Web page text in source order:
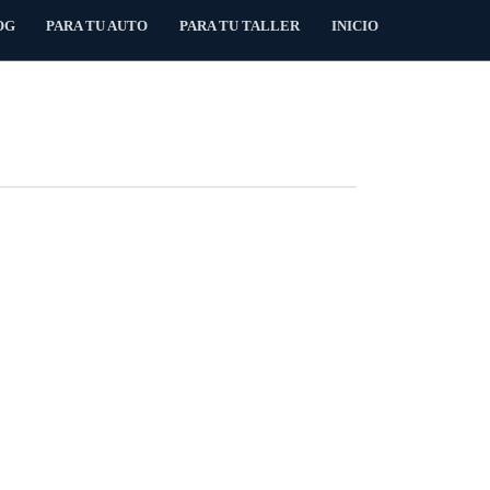
PARA TU AUTO PARA TU TALLER INICIO